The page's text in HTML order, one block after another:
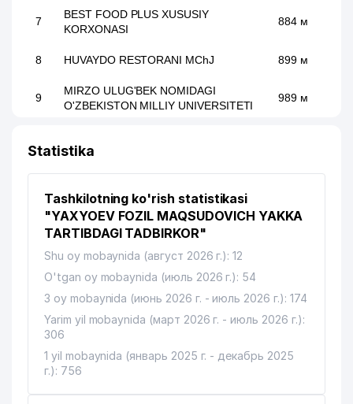
7
BEST FOOD PLUS XUSUSIY
KORXONASI
884 м
8 HUVAYDO RESTORANI MChJ 899 м
9
MIRZO ULUG'BEK NOMIDAGI
O'ZBEKISTON MILLIY UNIVERSITETI
989 м
Statistika
Tashkilotning ko'rish statistikasi
"YAXYOEV FOZIL MAQSUDOVICH YAKKA
TARTIBDAGI TADBIRKOR"
Shu oy mobaynida (август 2026 г.): 12
O'tgan oy mobaynida (июль 2026 г.): 54
3 oy mobaynida (июнь 2026 г. - июль 2026 г.): 174
Yarim yil mobaynida (март 2026 г. - июль 2026 г.):
306
1 yil mobaynida (январь 2025 г. - декабрь 2025
г.): 756